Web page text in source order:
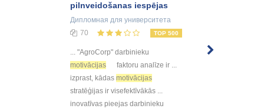
pilnveidošanas iespējas
Дипломная для университета
70
TOP 500
... "AgroCorp" darbinieku
motivācijas
faktoru analīze ir ...
izprast, kādas motivācijas
stratēģijas ir visefektīvākās ...
inovatīvas pieejas darbinieku